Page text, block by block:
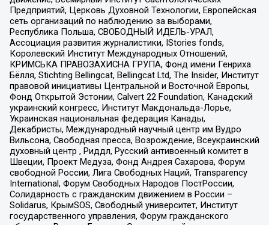
Предприятий, Церковь Духовной Технологии, Европейская
сеть организаций по наблюдению за выборами,
Республика Польша, СВОБОДНЫЙ ИДЕЛЬ-УРАЛ,
Ассоциация развития журналистики, IStories fonds,
Королевский Институт Международных Отношений,
КРИМСЬКА ПРАВОЗАХИСНА ГРУПА, Фонд имени Генриха
Бёлля, Stichting Bellingcat, Bellingcat Ltd, The Insider, Институт
правовой инициативы Центральной и Восточной Европы,
Фонд Открытой Эстонии, Calvert 22 Foundation, Канадский
украинский конгресс, Институт Макдональда-Лорье,
Украинская национальная федерация Канады,
Декабристы, Международный научный центр им Вудро
Вильсона, Свободная пресса, Возрождение, Всеукраинский
духовный центр , Риддл, Русский антивоенный комитет в
Швеции, Проект Медуза, Фонд Андрея Сахарова, Форум
свободной России, Лига Свободных Наций, Transparеncy
International, Форум Свободных Народов ПостРоссии,
Солидарность с гражданским движением в России –
Solidarus, КрымSOS, Свободный университет, Институт
государственного управления, Форум гражданского